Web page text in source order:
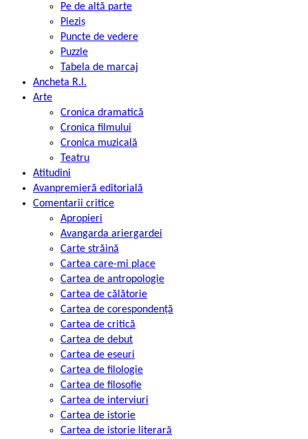
Pe de altă parte
Pieziș
Puncte de vedere
Puzzle
Tabela de marcaj
Ancheta R.l.
Arte
Cronica dramatică
Cronica filmului
Cronica muzicală
Teatru
Atitudini
Avanpremieră editorială
Comentarii critice
Apropieri
Avangarda ariergardei
Carte străină
Cartea care-mi place
Cartea de antropologie
Cartea de călătorie
Cartea de corespondență
Cartea de critică
Cartea de debut
Cartea de eseuri
Cartea de filologie
Cartea de filosofie
Cartea de interviuri
Cartea de istorie
Cartea de istorie literară